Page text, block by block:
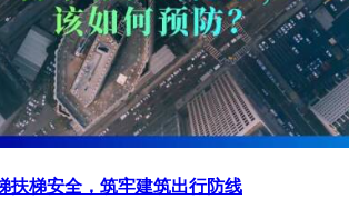
扶梯安全，筑牢建筑出行防线